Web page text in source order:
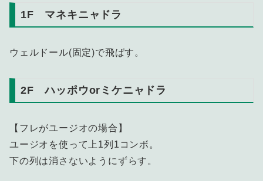
1F マネキニャドラ
ウェルドール(固定)で飛ばす。
2F ハッポウorミケニャドラ
【フレがユージオの場合】
ユージオを使って上1列1コンボ。
下の列は消さないようにずらす。